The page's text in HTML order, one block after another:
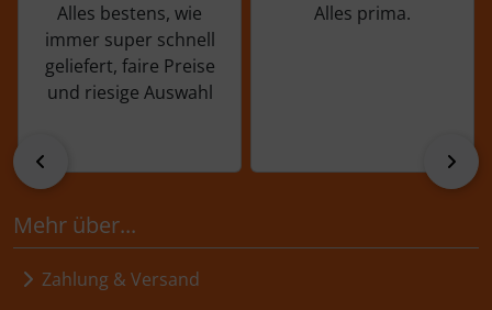
Alles bestens, wie
immer super schnell
geliefert, faire Preise
und riesige Auswahl
Alles prima.
vor
Mehr über...
Zahlung & Versand